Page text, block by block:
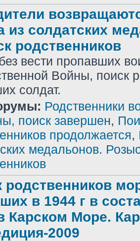
из солдатских
родственников
вести пропавших
Войны, поиск
солдат.
Родственники
поиск завершен,
продолжается,
медальонов.
родственников
в 1944 г в
Карском Море.
2009